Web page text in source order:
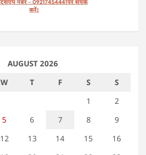
AUGUST 2026
W T F S
S
1
2
5 6 7 8
9
12 13 14 15
16